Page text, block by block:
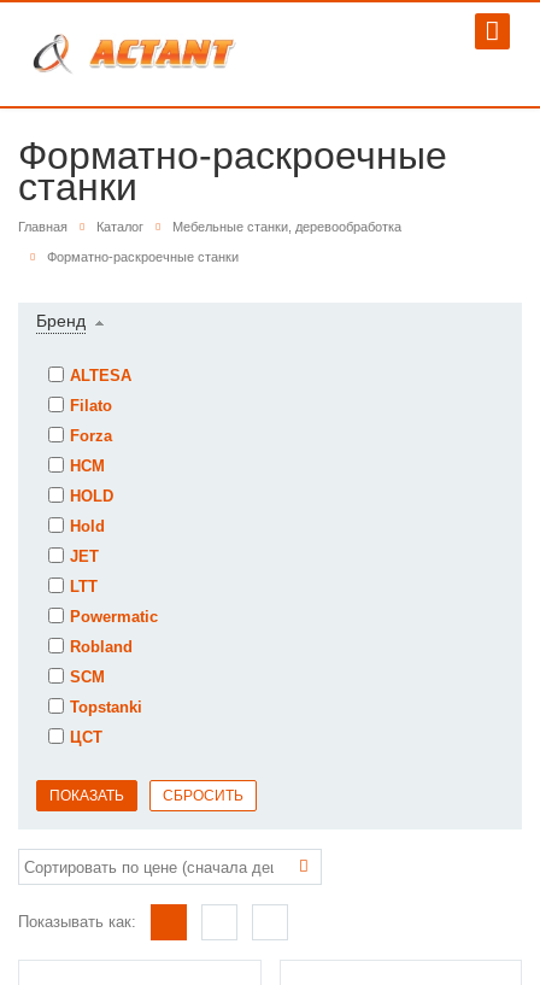
Форматно-раскроечные
станки
Главная Каталог Мебельные станки, деревообработка
Форматно-раскроечные станки
Бренд
ALTESA
Filato
Forza
HCM
HOLD
Hold
JET
LTT
Powermatic
Robland
SCM
Topstanki
ЦСТ
Показывать как: